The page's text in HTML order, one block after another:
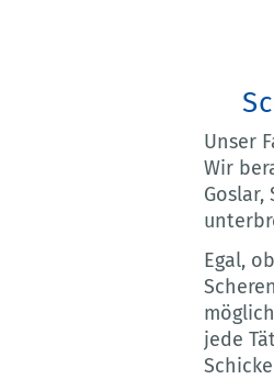
Unser
Wir
Egal,
jede